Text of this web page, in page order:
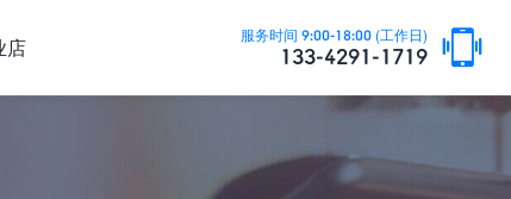
服务时间 9:00-18:00 (工作日)
133-4291-1719 
店